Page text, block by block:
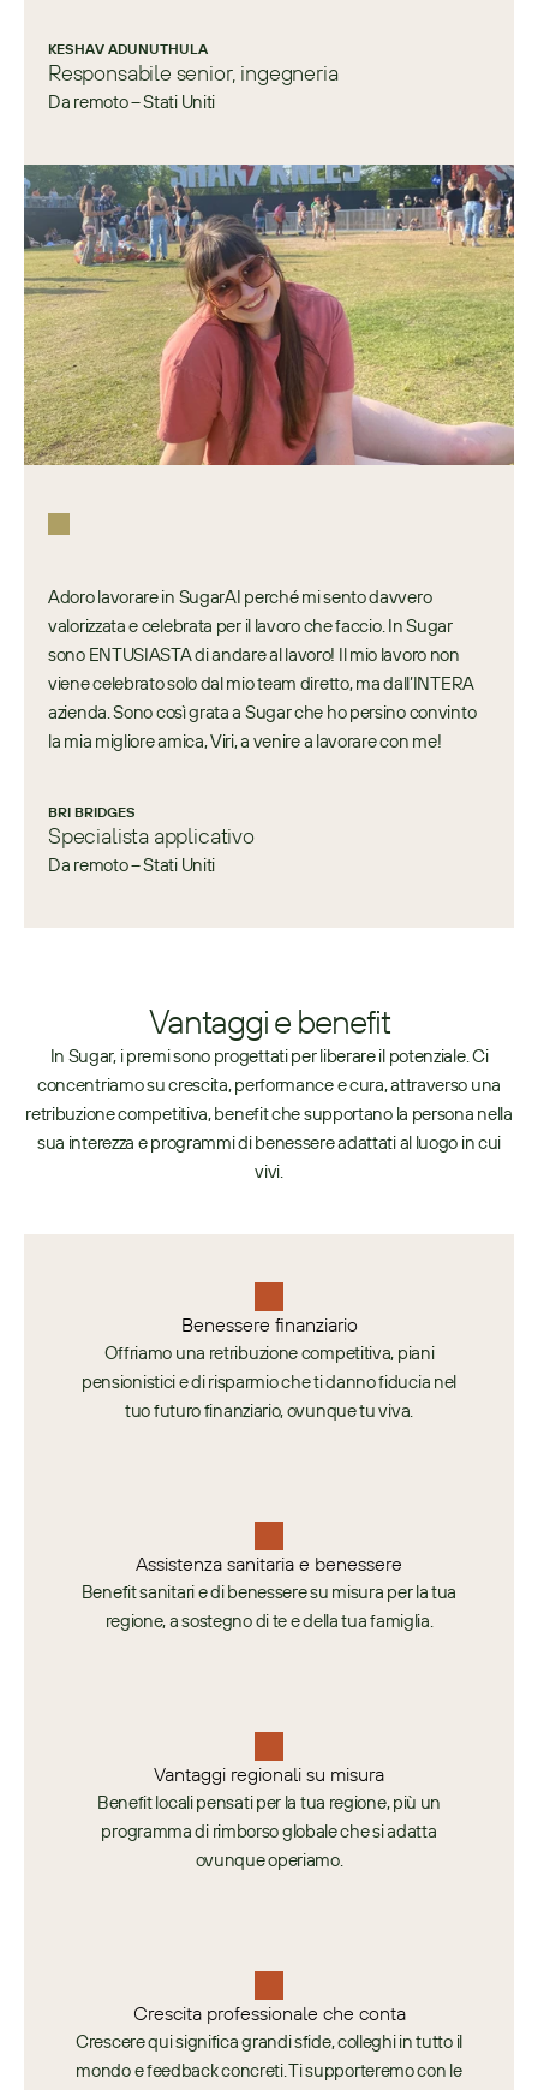
KESHAV ADUNUTHULA
Responsabile senior, ingegneria
Da remoto – Stati Uniti
Adoro lavorare in SugarAI perché mi sento davvero
valorizzata e celebrata per il lavoro che faccio. In Sugar
sono ENTUSIASTA di andare al lavoro! Il mio lavoro non
viene celebrato solo dal mio team diretto, ma dall’INTERA
azienda. Sono così grata a Sugar che ho persino convinto
la mia migliore amica, Viri, a venire a lavorare con me!
BRI BRIDGES
Specialista applicativo
Da remoto – Stati Uniti
Vantaggi e benefit
In Sugar, i premi sono progettati per liberare il potenziale. Ci
concentriamo su crescita, performance e cura, attraverso una
retribuzione competitiva, benefit che supportano la persona nella
sua interezza e programmi di benessere adattati al luogo in cui
vivi.
Benessere finanziario
Offriamo una retribuzione competitiva, piani
pensionistici e di risparmio che ti danno fiducia nel
tuo futuro finanziario, ovunque tu viva.
Assistenza sanitaria e benessere
Benefit sanitari e di benessere su misura per la tua
regione, a sostegno di te e della tua famiglia.
Vantaggi regionali su misura
Benefit locali pensati per la tua regione, più un
programma di rimborso globale che si adatta
ovunque operiamo.
Crescita professionale che conta
Crescere qui significa grandi sfide, colleghi in tutto il
mondo e feedback concreti. Ti supporteremo con le